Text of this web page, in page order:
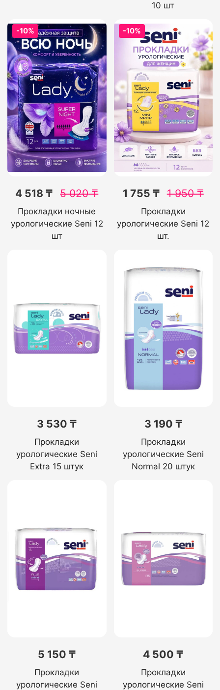
10 шт
-10%
4 518 ₸ 5 020₸
Прокладки ночные
урологические Seni 12
шт
-10%
1 755 ₸ 1 950₸
Прокладки
урологические Seni 12
шт.
3 530 ₸
Прокладки
урологические Seni
Extra 15 штук
3 190 ₸
Прокладки
урологические Seni
Normal 20 штук
5 150 ₸
Прокладки
урологические Seni
4 500 ₸
Прокладки
урологические Seni